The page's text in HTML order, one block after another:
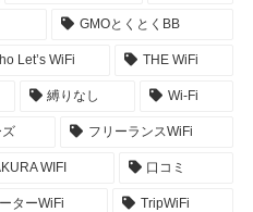
GMOとくとくBB
Let’s WiFi THE WiFi
縛りなし Wi-Fi
ズ フリーランスWiFi
WIFI 口コミ
ターWiFi TripWiFi